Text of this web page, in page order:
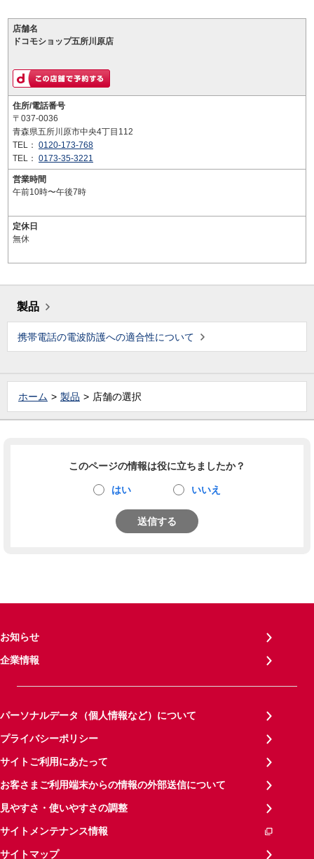
店舗名
ドコモショップ五所川原店
住所/電話番号
〒037-0036
青森県五所川原市中央4丁目112
TEL： 0120-173-768
TEL： 0173-35-3221
営業時間
午前10時〜午後7時
定休日
無休
製品
携帯電話の電波防護への適合性について
ホーム 製品 店舗の選択
このページの情報は役に立ちましたか？
はい いいえ
送信する
お知らせ
企業情報
パーソナルデータ（個人情報など）について
プライバシーポリシー
サイトご利用にあたって
お客さまご利用端末からの情報の外部送信について
見やすさ・使いやすさの調整
サイトメンテナンス情報
サイトマップ